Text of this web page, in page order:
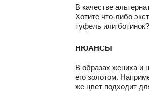
В качестве
Хотите что-либо
туфель или ботинок?
НЮАНСЫ
В образах жениха и
его золотом.
же цвет подходит